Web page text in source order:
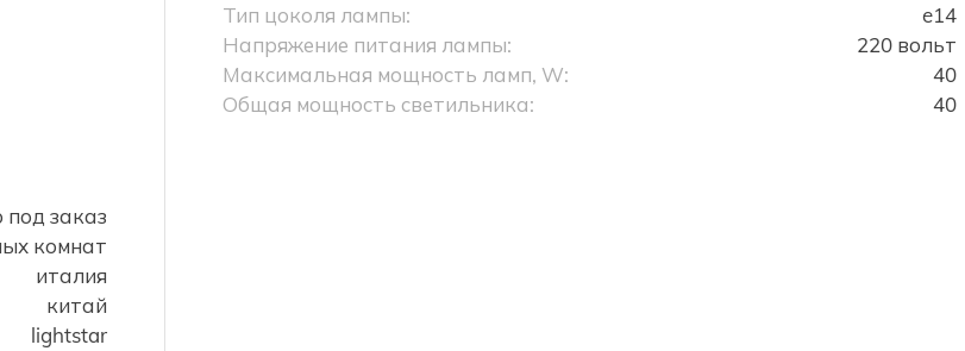
Тип цоколя лампы:
e14
Напряжение питания лампы:
220 вольт
Максимальная мощность ламп, W:
40
Общая мощность светильника:
40
под заказ
комнат
италия
китай
lightstar